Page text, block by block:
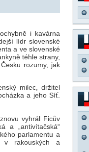
i kavárna
lídr slovenské
a ve slovenské
téhle strany,
rozumy, jak
milec, držitel
a jeho Síť.
vyhrál Ficův
a „antivítačská“
parlamentu a
v rakouských a